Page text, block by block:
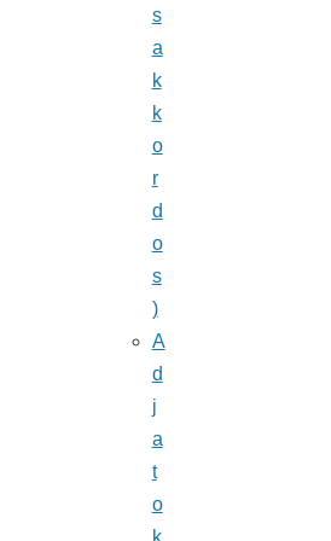
s
a
k
k
o
r
d
o
s
)
A
d
j
a
t
o
k